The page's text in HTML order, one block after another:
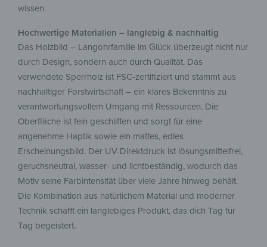
wissen.
Hochwertige Materialien – langlebig & nachhaltig
Das Holzbild – Langohrfamilie im Glück überzeugt nicht nur
durch Design, sondern auch durch Qualität. Das
verwendete Sperrholz ist FSC-zertifiziert und stammt aus
nachhaltiger Forstwirtschaft – ein klares Bekenntnis zu
verantwortungsvollem Umgang mit Ressourcen. Die
Oberfläche ist fein geschliffen und sorgt für eine
angenehme Haptik sowie ein mattes, edles
Erscheinungsbild. Der UV-Direktdruck ist lösungsmittelfrei,
geruchsneutral, wasser- und lichtbeständig, wodurch das
Motiv seine Farbintensität über viele Jahre hinweg behält.
Die Kombination aus natürlichem Material und moderner
Technik schafft ein langlebiges Produkt, das dich Tag für
Tag begeistert.